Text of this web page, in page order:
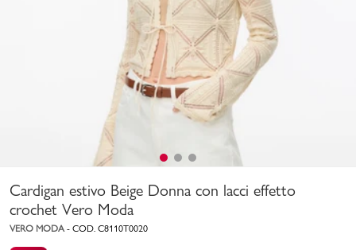
Bambino
Cardigan estivo Beige Donna con lacci effetto
crochet Vero Moda
VERO MODA - COD. C8110T0020